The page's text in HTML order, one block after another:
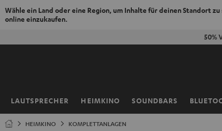
Wähle ein Land oder eine Region, um Inhalte für deinen Standort zu
online einzukaufen.
50%
LAUTSPRECHER HEIMKINO SOUNDBARS
Startseite
HEIMKINO KOMPLETTANLAGEN